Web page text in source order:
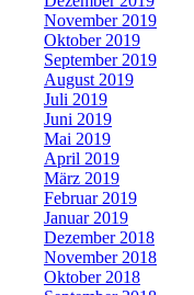
November 2019
Oktober 2019
September 2019
August 2019
Juli 2019
Juni 2019
Mai 2019
April 2019
März 2019
Februar 2019
Januar 2019
Dezember 2018
November 2018
Oktober 2018